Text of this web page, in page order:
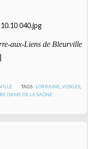
aux-Liens de Bleurville
TAGS : LORRAINE ,VOSGES
DAME DE LA SAÔNE